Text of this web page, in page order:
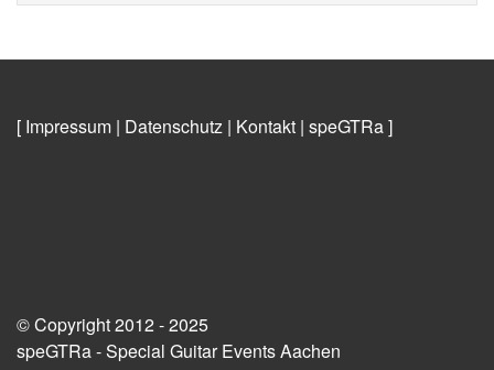
[ Impressum | Datenschutz | Kontakt | speGTRa]
© Copyright 2012 - 2025
speGTRa - Special Guitar Events Aachen